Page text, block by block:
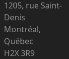
1205, rue Saint-
Denis
Montréal,
Québec
H2X 3R9